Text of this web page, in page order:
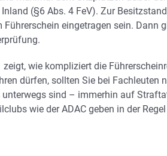
(§6 Abs. 4 FeV). Zur
eingetragen sein. Dann
wie kompliziert die
dürfen, sollten Sie bei Fachleuten
sind – immerhin auf
wie der ADAC geben in der